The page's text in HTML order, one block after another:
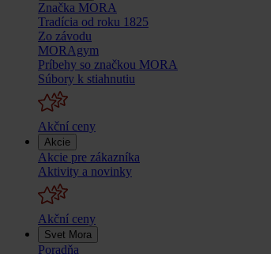
Značka MORA
Tradícia od roku 1825
Zo závodu
MORAgym
Príbehy so značkou MORA
Súbory k stiahnutiu
Akční ceny
Akcie
Akcie pre zákazníka
Aktivity a novinky
Akční ceny
Svet Mora
Poradňa